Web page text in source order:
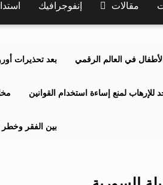
مقالات إنفوجرافيك
بعد تحذيرات في العالم الرقمي
لمنع إساءة استخدام القوانين
بين الفقر وخطر